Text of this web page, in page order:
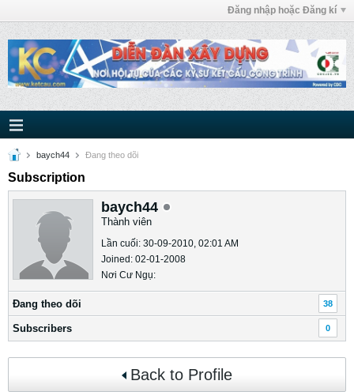
Đăng nhập hoặc Đăng kí
baych44 Ðang theo dõi
Subscription
baych44
Thành viên
Lần cuối: 30-09-2010, 02:01 AM
Joined: 02-01-2008
Nơi Cư Ngụ:
Ðang theo dõi 38
Subscribers 0
Back to Profile